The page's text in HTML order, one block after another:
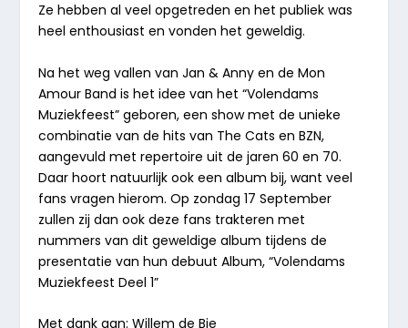
Ze hebben al veel opgetreden en het publiek was
heel enthousiast en vonden het geweldig.
Na het weg vallen van Jan & Anny en de Mon
Amour Band is het idee van het “Volendams
Muziekfeest” geboren, een show met de unieke
combinatie van de hits van The Cats en BZN,
aangevuld met repertoire uit de jaren 60 en 70.
Daar hoort natuurlijk ook een album bij, want veel
fans vragen hierom. Op zondag 17 September
zullen zij dan ook deze fans trakteren met
nummers van dit geweldige album tijdens de
presentatie van hun debuut Album, “Volendams
Muziekfeest Deel 1”
Met dank aan: Willem de Bie